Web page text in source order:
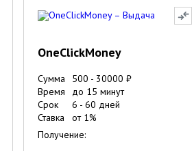
OneClickMoney
Сумма 500 - 30000 ₽
Время
до 15 минут
Срок
6 - 60 дней
Ставка
от 1%
Получение: